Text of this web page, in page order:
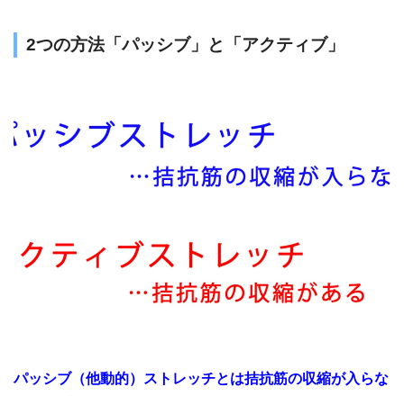
2つの方法「パッシブ」と「アクティブ」
パッシブ（他動的）ストレッチとは拮抗筋の収縮が入らな